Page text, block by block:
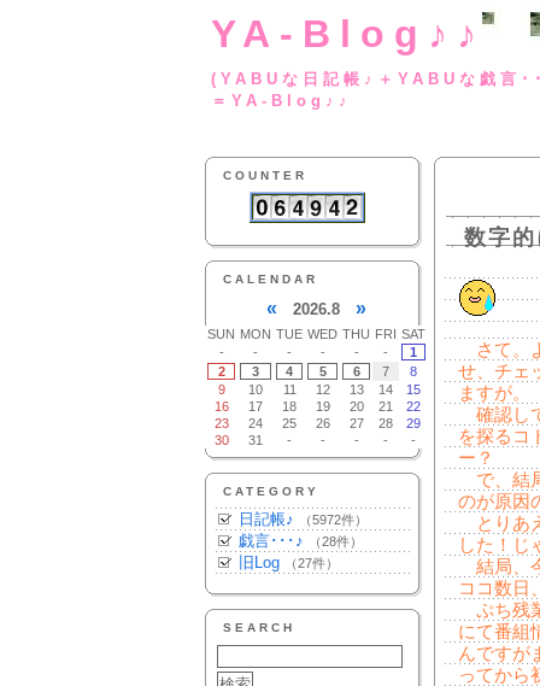
YA-Blog♪♪
(YABUな日記帳♪
＝YA-Blog♪♪
COUNTER
CALENDAR
« 2026.8 »
SUN MON TUE WED THU FRI SAT
-
- - - - -
1
2
3 4 5 6 7
8
9
10 11 12 13 14
15
16
17 18 19 20 21
22
23
24 25 26 27 28
29
30
31 - - - - -
CATEGORY
日記帳♪ （5972件）
戯言･･･♪ （28件）
旧Log （27件）
SEARCH
数字
さて。
せ、チェ
ますが。
確認し
を探るコ
ー？
で、結
のが原因
とりあ
した！じ
結局、
ココ数日
ぷち残
にて番組
んですが
ってから